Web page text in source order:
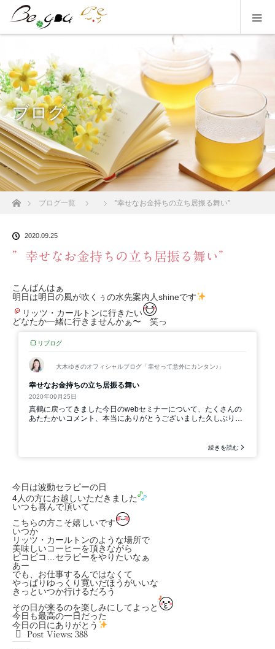
ブログ
ホームブログ一覧 ”幸せなお金持ちの立ち居振る舞い”
2020.09.25
”幸せなお金持ちの立ち居振る舞い”
こんばんはぁ
明日は明日の風が吹くぅの水先案内人shineです
リッツ・カールトンに行きたい
どなたか一緒に行きませんかぁ〜 笑っ
今日は波動セラピーの日
4人の方にお越しいただきました
いつも喜んで頂いて
こちらの方こそ嬉しいです
いつか
リッツ・カールトンのような場所で
美味しいコーヒーを頂きながら
ピコピコ…セラピーをやりたいなぁ
あー
でも、お仕事するんではなくて
やっぱりゆっくり寛いだほうがいいな
きっといつか行けるだろう
その日が来るのを楽しみにしてよっと
今日も最高の一日だった
今日の日にありがとう
Post Views: 388